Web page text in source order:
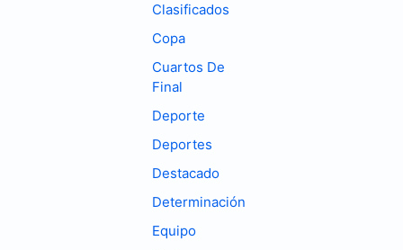
Clasificados
Copa
Cuartos De
Final
Deporte
Deportes
Destacado
Determinación
Equipo